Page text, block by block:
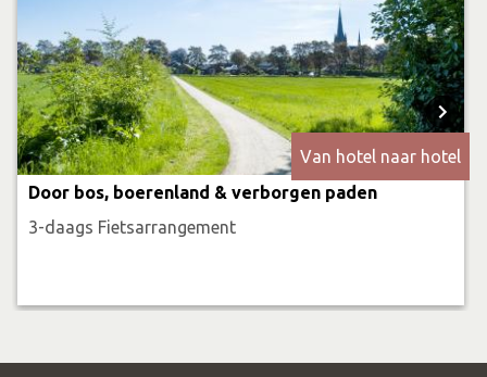
Van hotel naar hotel
Door bos, boerenland & verborgen paden
3-daags Fietsarrangement